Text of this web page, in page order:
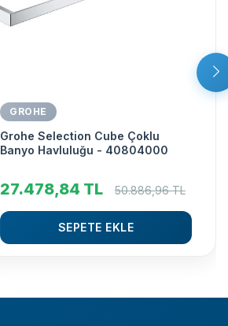
GROHE
Grohe Selection Cube Çoklu
Banyo Havluluğu - 40804000
27.478,84 TL 50.886,96TL
SEPETE EKLE